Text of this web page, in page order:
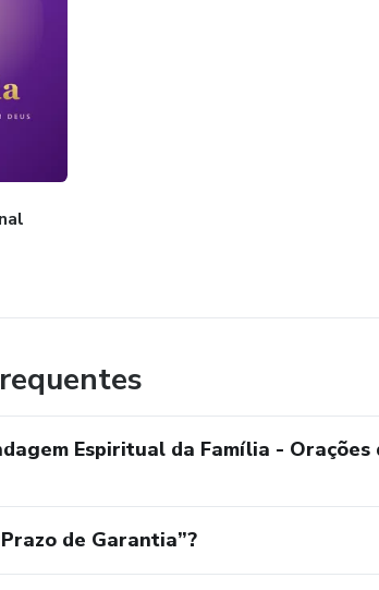
Espiritual da Família -
de Garantia”?